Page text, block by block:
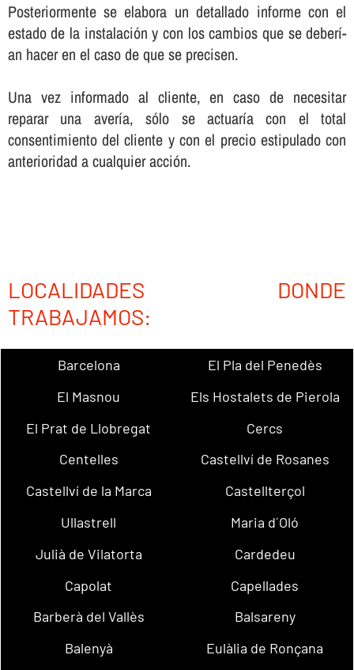
Posteriormente se elabora un detallado informe con el
estado de la instalación y con los cambios que se deberí­
an hacer en el caso de que se precisen.
Una vez informado al cliente, en caso de necesitar
reparar una averí­a, sólo se actuarí­a con el total
consentimiento del cliente y con el precio estipulado con
anterioridad a cualquier acción.
LOCALIDADES DONDE
TRABAJAMOS:
Barcelona
El Pla del Penedès
El Masnou
Els Hostalets de Pierola
El Prat de Llobregat
Cercs
Centelles
Castellví de Rosanes
Castellví de la Marca
Castellterçol
Ullastrell
Maria d´Oló
Julià de Vilatorta
Cardedeu
Capolat
Capellades
Barberà del Vallès
Balsareny
Balenyà
Eulàlia de Ronçana